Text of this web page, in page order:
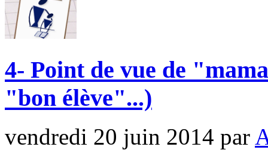
4- Point de vue de
"bon élève"...)
vendredi 20 juin 2014 par